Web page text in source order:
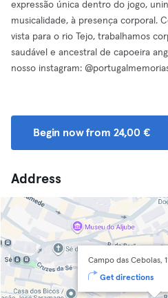
expressão única dentro do jogo,
musicalidade, à presença corporal.
vista para o rio Tejo, trabalhamos
saudável e ancestral de capoeira
nosso instagram:
Begin now from 24,00 €
Address
Campo das Cebolas,
Get directions